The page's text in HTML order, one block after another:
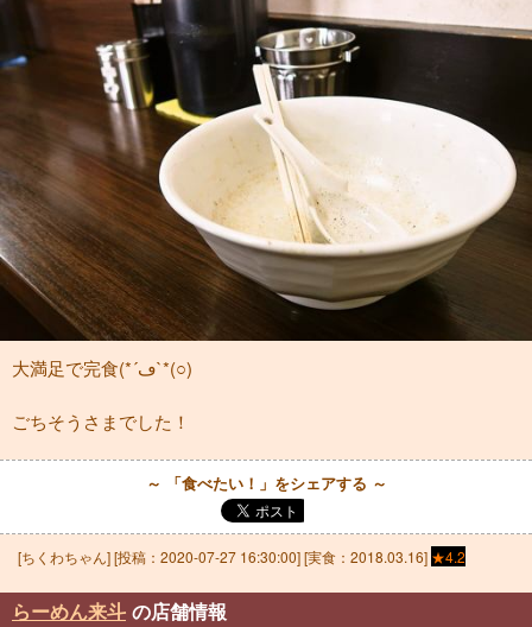
大満足で完食(*´ڡ`*(○)
ごちそうさまでした！
～ 「食べたい！」をシェアする ～
[ちくわちゃん] [投稿： 2020-07-27 16:30:00] [実食：2018.03.16] ★4.2
らーめん来斗 の店舗情報